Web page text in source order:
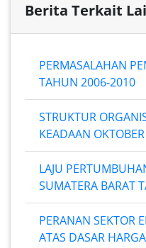
Berita Terkait
PERMASALAHAN
TAHUN 2006-2010
STRUKTUR
KEADAAN
LAJU
SUMATERA BARAT
PERANAN SEKTOR
ATAS DASAR